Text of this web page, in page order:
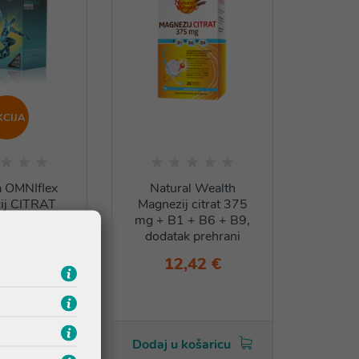
OMNIflex
CITRAT
u prethodnih
Natural Wealth
Magnezij citrat 375
mg + B1 + B6 + B9,
dodatak prehrani
12,42 €
Dodaj u košaricu